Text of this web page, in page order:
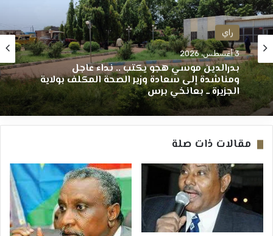
راي
3 أغسطس، 2026
بدرالدين موسي هجو يكتب .. نداء عاجل
ومناشدة إلى سعادة وزير الصحة المكلف بولاية
الجزيرة ــ بعانخي برس
مقالات ذات صلة